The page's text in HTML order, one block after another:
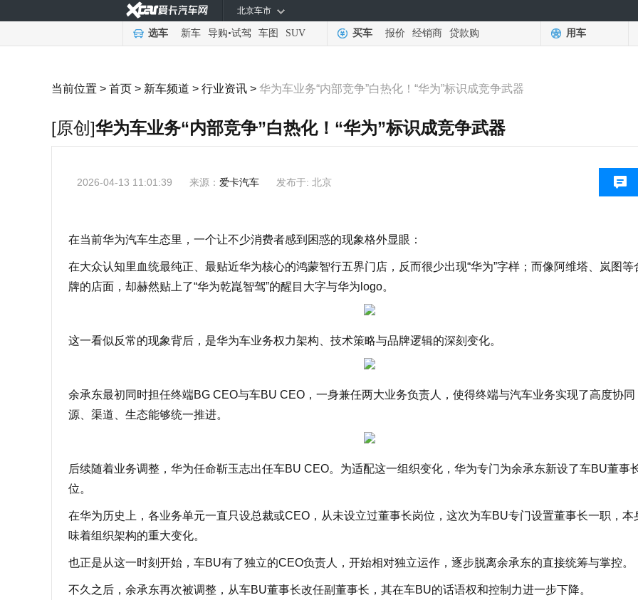
北京车市
选车 新车 导购•试驾 车图 SUV 买车 报价 经销商 贷款购 用车
当前位置 > 首页 > 新车频道 > 行业资讯 > 华为车业务“内部竞争”白热化！“华为”标识成竞争武器
[原创]华为车业务“内部竞争”白热化！“华为”标识成竞争武器
2026-04-13 11:01:39 来源： 爱卡汽车 发布于: 北京
在当前华为汽车生态里，一个让不少消费者感到困惑的现象格外显眼：
在大众认知里血统最纯正、最贴近华为核心的鸿蒙智行五界门店，反而很少出现“华为”字样；而像阿维塔、岚图等
牌的店面，却赫然贴上了“华为乾崑智驾”的醒目大字与华为logo。
这一看似反常的现象背后，是华为车业务权力架构、技术策略与品牌逻辑的深刻变化。
余承东最初同时担任终端BG CEO与车BU CEO，一身兼任两大业务负责人，使得终端与汽车业务实现了高度协同
源、渠道、生态能够统一推进。
后续随着业务调整，华为任命靳玉志出任车BU CEO。为适配这一组织变化，华为专门为余承东新设了车BU董事
位。
在华为历史上，各业务单元一直只设总裁或CEO，从未设立过董事长岗位，这次为车BU专门设置董事长一职，本
味着组织架构的重大变化。
也正是从这一时刻开始，车BU有了独立的CEO负责人，开始相对独立运作，逐步脱离余承东的直接统筹与掌控。
不久之后，余承东再次被调整，从车BU董事长改任副董事长，其在车BU的话语权和控制力进一步下降。